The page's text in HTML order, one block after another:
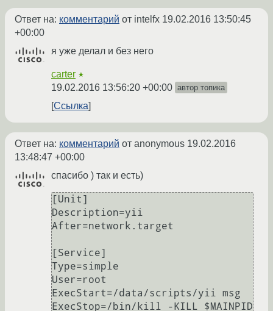
Ответ на: комментарий от intelfx 19.02.2016 13:50:45
+00:00
я уже делал и без него
carter ★
19.02.2016 13:56:20 +00:00 автор топика
Ссылка
Ответ на: комментарий от anonymous 19.02.2016
13:48:47 +00:00
спасибо ) так и есть)
[Unit]
Description=yii
After=network.target
[Service]
Type=simple
User=root
ExecStart=/data/scripts/yii msg
ExecStop=/bin/kill -KILL $MAINPID